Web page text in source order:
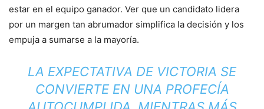
estar en el equipo ganador. Ver que un candidato lidera
por un margen tan abrumador simplifica la decisión y los
empuja a sumarse a la mayoría.
LA EXPECTATIVA DE VICTORIA SE
CONVIERTE EN UNA PROFECÍA